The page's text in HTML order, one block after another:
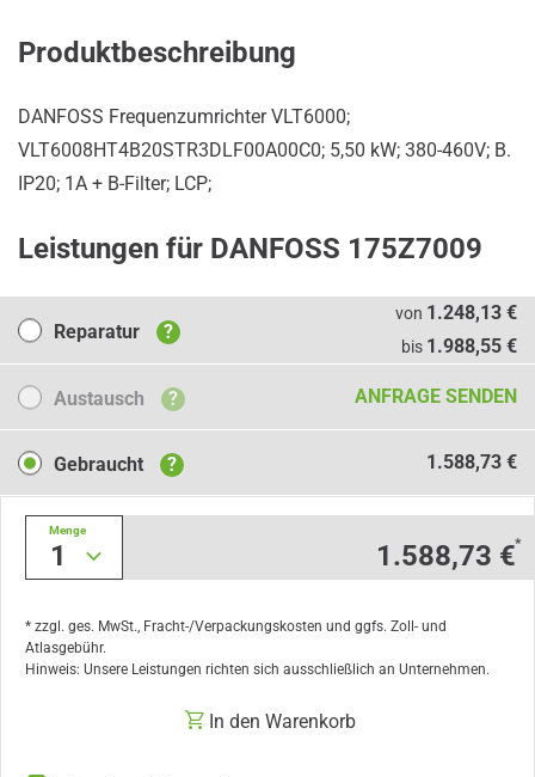
Produktbeschreibung
DANFOSS Frequenzumrichter VLT6000;
VLT6008HT4B20STR3DLF00A00C0; 5,50 kW; 380-460V; B.
IP20; 1A + B-Filter; LCP;
Leistungen für DANFOSS 175Z7009
Reparatur
Reparatur ?
von 1.248,13 €
bis 1.988,55 €
Austausch
Austausch ? ANFRAGE SENDEN
Gebraucht
Gebraucht ? 1.588,73 €
1
Menge
1.588,73 €*
* zzgl. ges. MwSt., Fracht-/Verpackungskosten und ggfs. Zoll- und
Atlasgebühr.
Hinweis: Unsere Leistungen richten sich ausschließlich an Unternehmen.
In den Warenkorb